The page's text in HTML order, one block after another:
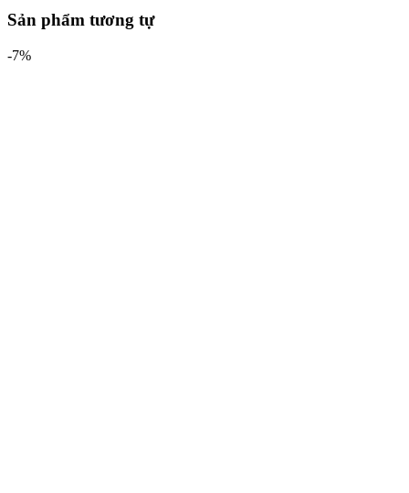
Sản phẩm tương tự
-7%